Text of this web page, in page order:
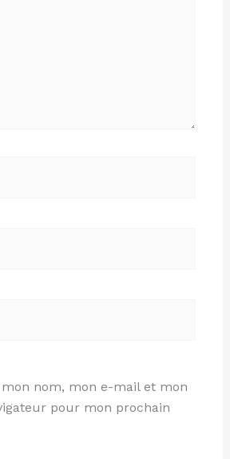
nom, mon e-mail et mon
pour mon prochain